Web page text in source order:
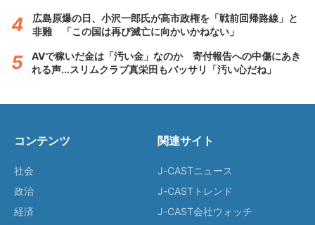
広島原爆の日、小沢一郎氏が高市政権を「戦前回帰路線」と
非難 「この国は再び滅亡に向かいかねない」
AVで稼いだ金は「汚い金」なのか 寄付報告への中傷にあき
れる声...スリムクラブ真栄田もバッサリ「汚い心だね」
コンテンツ
社会
政治
経済
関連サイト
J-CASTニュース
J-CASTトレンド
J-CAST会社ウォッチ